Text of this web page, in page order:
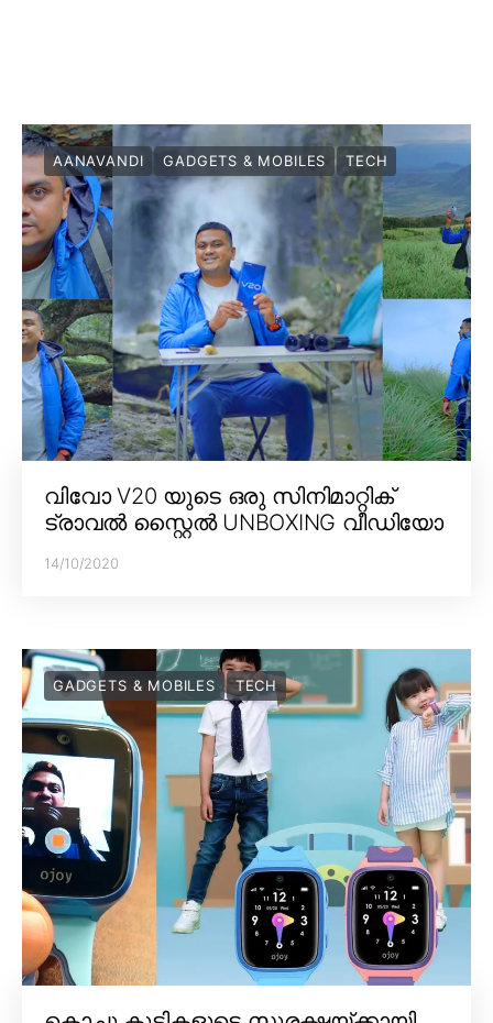
AANAVANDI GADGETS & MOBILES TECH
വിവോ V20 യുടെ ഒരു സിനിമാറ്റിക്
ട്രാവൽ സ്റ്റൈൽ UNBOXING വീഡിയോ
14/10/2020
GADGETS & MOBILES TECH